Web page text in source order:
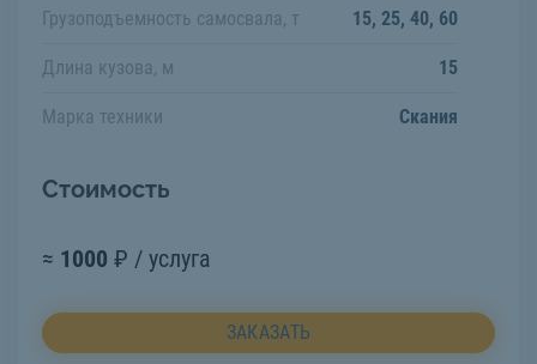
Грузоподъемность самосвала, т 15, 25, 40, 60
Длина кузова, м 15
Марка техники Скания
Стоимость
≈ 1000 ₽ / услуга
ЗАКАЗАТЬ